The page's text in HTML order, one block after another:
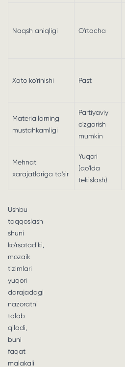
Naqsh aniqligi O'rtacha
Xato ko'rinishi Past
Materiallarning
mustahkamligi
Partiyaviy
o'zgarish
mumkin
Mehnat
xarajatlariga ta'sir
Yuqori
(qo'lda
tekislash)
Ushbu
taqqoslash
shuni
ko'rsatadiki,
mozaik
tizimlari
yuqori
darajadagi
nazoratni
talab
qiladi,
buni
faqat
malakali